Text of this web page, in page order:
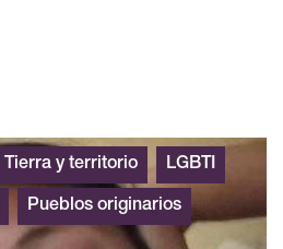
Tierra y territorio LGBTI
Pueblos originarios